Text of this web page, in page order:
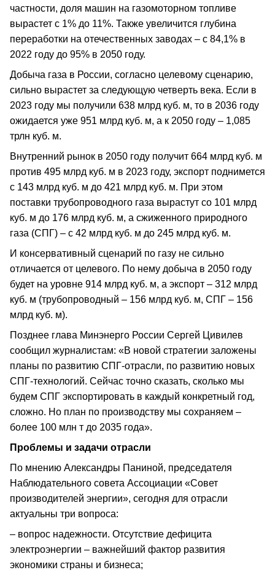
частности, доля машин на газомоторном топливе
вырастет с 1% до 11%. Также увеличится глубина
переработки на отечественных заводах – с 84,1% в
2022 году до 95% в 2050 году.
Добыча газа в России, согласно целевому сценарию,
сильно вырастет за следующую четверть века. Если в
2023 году мы получили 638 млрд куб. м, то в 2036 году
ожидается уже 951 млрд куб. м, а к 2050 году – 1,085
трлн куб. м.
Внутренний рынок в 2050 году получит 664 млрд куб. м
против 495 млрд куб. м в 2023 году, экспорт поднимется
с 143 млрд куб. м до 421 млрд куб. м. При этом
поставки трубопроводного газа вырастут со 101 млрд
куб. м до 176 млрд куб. м, а сжиженного природного
газа (СПГ) – с 42 млрд куб. м до 245 млрд куб. м.
И консервативный сценарий по газу не сильно
отличается от целевого. По нему добыча в 2050 году
будет на уровне 914 млрд куб. м, а экспорт – 312 млрд
куб. м (трубопроводный – 156 млрд куб. м, СПГ – 156
млрд куб. м).
Позднее глава Минэнерго России Сергей Цивилев
сообщил журналистам: «В новой стратегии заложены
планы по развитию СПГ-отрасли, по развитию новых
СПГ-технологий. Сейчас точно сказать, сколько мы
будем СПГ экспортировать в каждый конкретный год,
сложно. Но план по производству мы сохраняем –
более 100 млн т до 2035 года».
Проблемы и задачи отрасли
По мнению Александры Паниной, председателя
Наблюдательного совета Ассоциации «Совет
производителей энергии», сегодня для отрасли
актуальны три вопроса:
– вопрос надежности. Отсутствие дефицита
электроэнергии – важнейший фактор развития
экономики страны и бизнеса;